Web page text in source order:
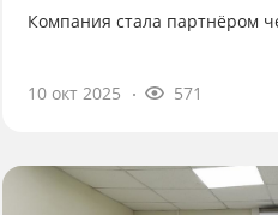
Компания стала партнёром
10 окт 2025 571